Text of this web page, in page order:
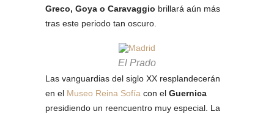
Greco, Goya o Caravaggio brillará aún más
tras este periodo tan oscuro.
El Prado
Las vanguardias del siglo XX resplandecerán
en el Museo Reina Sofía con el Guernica
presidiendo un reencuentro muy especial. La